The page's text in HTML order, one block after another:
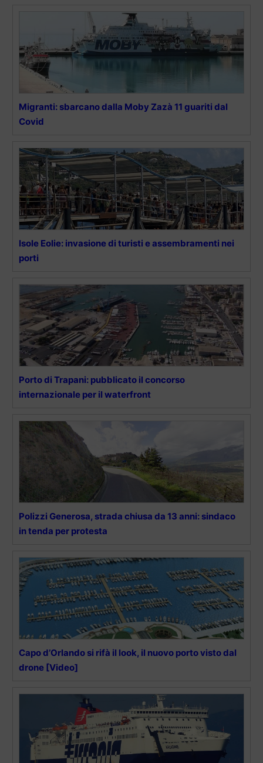
Migranti: sbarcano dalla Moby Zazà 11 guariti dal
Covid
Isole Eolie: invasione di turisti e assembramenti nei
porti
Porto di Trapani: pubblicato il concorso
internazionale per il waterfront
Polizzi Generosa, strada chiusa da 13 anni: sindaco
in tenda per protesta
Capo d’Orlando si rifà il look, il nuovo porto visto dal
drone [Video]